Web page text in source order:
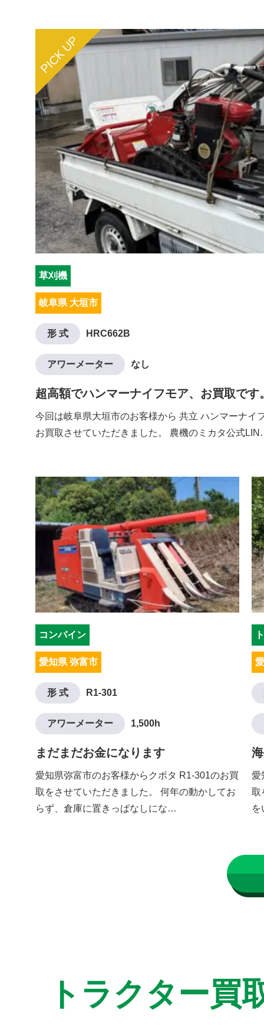
PICK UP
草刈機
岐阜県 大垣市
形 式 HRC662B
アワーメーター なし
超高額でハンマーナイフモア、お買取です
今回は岐阜県大垣市のお客様から 共立 ハンマーナイ
お買取させていただきました。 農機のミカタ公式
コンバイン
愛知県 弥富市
形 式 R1-301
アワーメーター 1,500h
まだまだお金になります
愛知県弥富市のお客様からクボタ R1-301のお買
取をさせていただきました。 何年の動かしてお
らず、倉庫に置きっぱなしにな…
愛
取
トラクター買